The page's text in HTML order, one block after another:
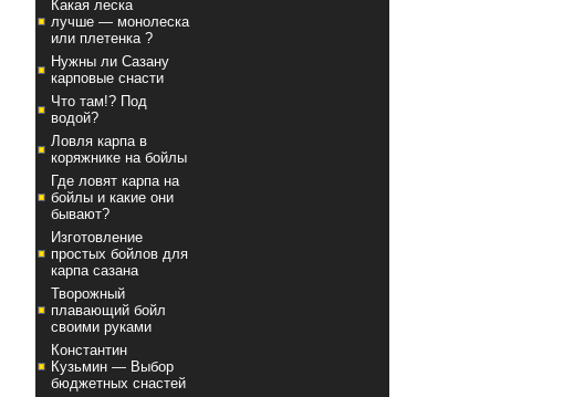
Какая леска
лучше — монолеска
или плетенка ?
Нужны ли Сазану
карповые снасти
Что там!? Под
водой?
Ловля карпа в
коряжнике на бойлы
Где ловят карпа на
бойлы и какие они
бывают?
Изготовление
простых бойлов для
карпа сазана
Творожный
плавающий бойл
своими руками
Константин
Кузьмин — Выбор
бюджетных снастей